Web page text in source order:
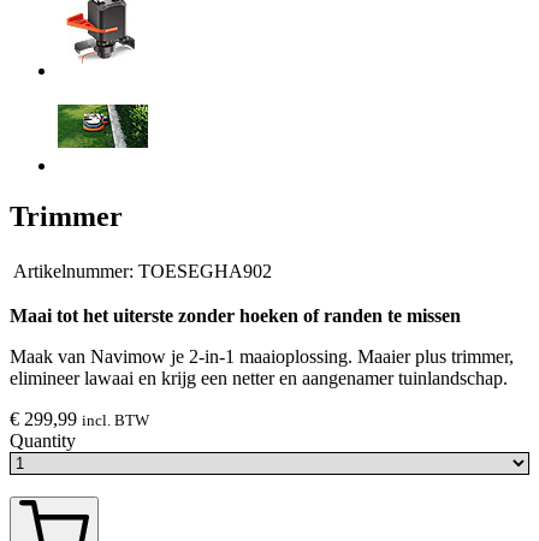
Trimmer
Artikelnummer: TOESEGHA902
Maai tot het uiterste zonder hoeken of randen te missen
Maak van Navimow je 2-in-1 maaioplossing. Maaier plus trimmer,
elimineer lawaai en krijg een netter en aangenamer tuinlandschap.
€ 299,99 incl. BTW
Quantity